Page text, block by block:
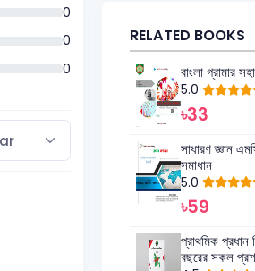
RELATED BOOKS
বাংলা গ্রামার
5.0
৳33
সাধারণ জ্ঞান
সমাধান
5.0
৳59
প্রাথমিক প্রধান
বছরের সকল
0
0
0